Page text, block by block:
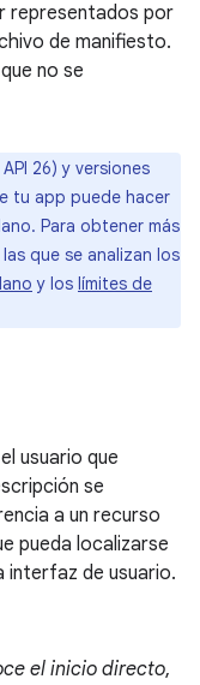
representados por
de manifiesto.
no se
26) y versiones
tu app puede hacer
Para obtener más
que se analizan los
y los límites de
usuario que
se
a un recurso
pueda localizarse
interfaz de usuario.
el inicio directo,